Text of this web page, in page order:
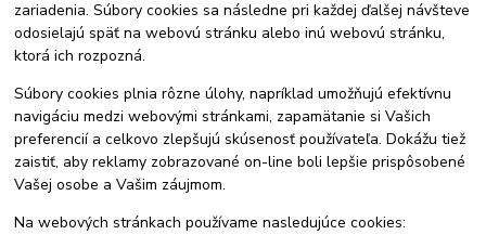
zariadenia. Súbory cookies sa následne pri každej ďalšej návšteve
odosielajú späť na webovú stránku alebo inú webovú stránku,
ktorá ich rozpozná.
Súbory cookies plnia rôzne úlohy, napríklad umožňujú efektívnu
navigáciu medzi webovými stránkami, zapamätanie si Vašich
preferencií a celkovo zlepšujú skúsenosť používateľa. Dokážu tiež
zaistiť, aby reklamy zobrazované on-line boli lepšie prispôsobené
Vašej osobe a Vašim záujmom.
Na webových stránkach používame nasledujúce cookies: